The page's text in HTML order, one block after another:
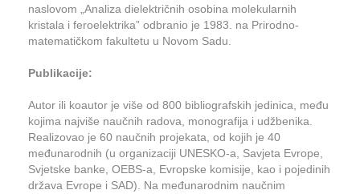
naslovom „Analiza dielektričnih osobina molekularnih
kristala i feroelektrika” odbranio je 1983. na Prirodno-
matematičkom fakultetu u Novom Sadu.
Publikacije:
Autor ili koautor je više od 800 bibliografskih jedinica, među
kojima najviše naučnih radova, monografija i udžbenika.
Realizovao je 60 naučnih projekata, od kojih je 40
međunarodnih (u organizaciji UNESKO-a, Savjeta Evrope,
Svjetske banke, OEBS-a, Evropske komisije, kao i pojedinih
država Evrope i SAD). Na međunarodnim naučnim